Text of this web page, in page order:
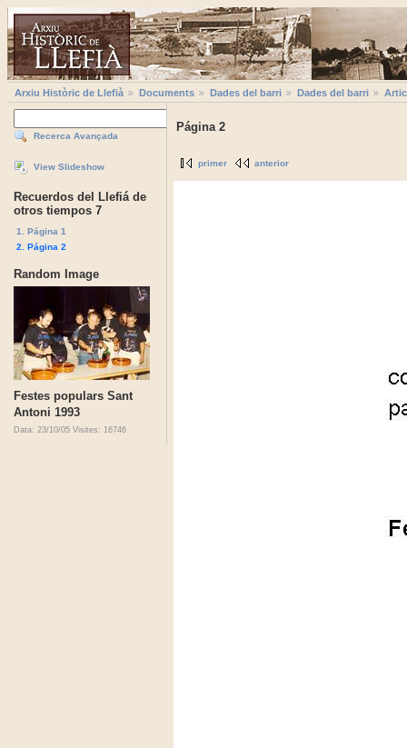
Arxiu Històric de Llefià Documents Dades del barri Dades del barri
Recerca Avançada
View Slideshow
Recuerdos del Llefiá de
otros tiempos 7
1. Página 1
2. Página 2
Random Image
Festes populars Sant
Antoni 1993
Data: 23/10/05 Visites: 16746
Página 2
primer anterior